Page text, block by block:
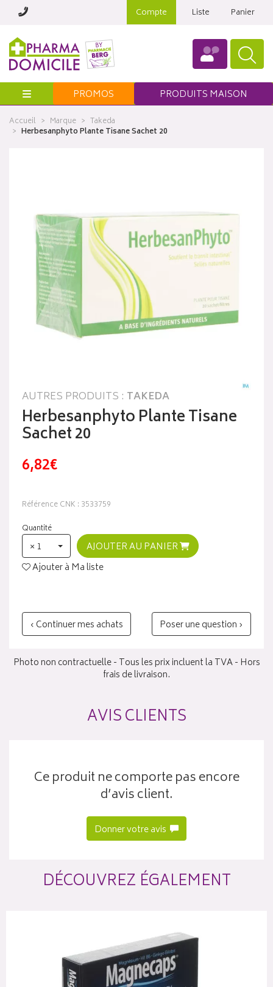
Compte Liste Panier
Menu PROMOS PRODUITS MAISON
Accueil Marque
Takeda
Herbesanphyto Plante Tisane Sachet 20
AUTRES PRODUITS : TAKEDA
Herbesanphyto Plante Tisane
Sachet 20
6,82€
Référence CNK : 3533759
Quantité
× 1
AJOUTER AU PANIER
Ajouter à Ma liste
‹ Continuer mes achats Poser une question ›
Photo non contractuelle - Tous les prix incluent la TVA - Hors
frais de livraison.
AVIS CLIENTS
Ce produit ne comporte pas encore
d’avis client.
Donner votre avis
DÉCOUVREZ ÉGALEMENT